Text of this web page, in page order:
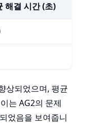
해결 시간 (초)
상되었으며, 평균
는 AG2의 문제
었음을 보여줍니